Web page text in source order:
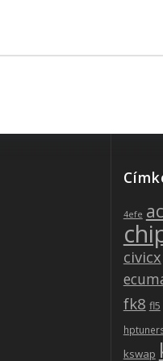
4efe
civicx
fk8 fl5
kswap